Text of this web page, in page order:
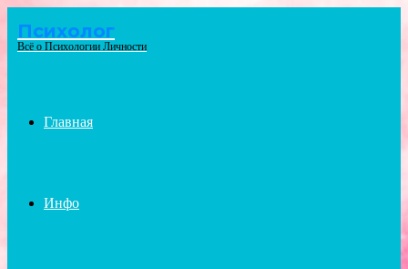
Menu
Психолог
Всё о Психологии Личности
Главная
Инфо